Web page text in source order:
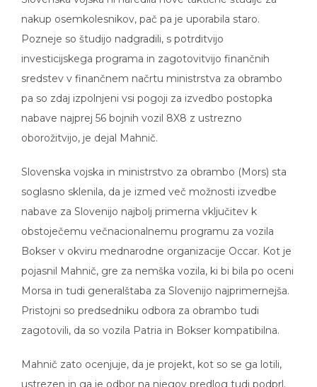
nakup osemkolesnikov, pač pa je uporabila staro.
Pozneje so študijo nadgradili, s potrditvijo
investicijskega programa in zagotovitvijo finančnih
sredstev v finančnem načrtu ministrstva za obrambo
pa so zdaj izpolnjeni vsi pogoji za izvedbo postopka
nabave najprej 56 bojnih vozil 8X8 z ustrezno
oborožitvijo, je dejal Mahnič.
Slovenska vojska in ministrstvo za obrambo (Mors) sta
soglasno sklenila, da je izmed več možnosti izvedbe
nabave za Slovenijo najbolj primerna vključitev k
obstoječemu večnacionalnemu programu za vozila
Bokser v okviru mednarodne organizacije Occar. Kot je
pojasnil Mahnič, gre za nemška vozila, ki bi bila po oceni
Morsa in tudi generalštaba za Slovenijo najprimernejša.
Pristojni so predsedniku odbora za obrambo tudi
zagotovili, da so vozila Patria in Bokser kompatibilna.
Mahnič zato ocenjuje, da je projekt, kot so se ga lotili,
ustrezen in ga je odbor na njegov predlog tudi podprl.